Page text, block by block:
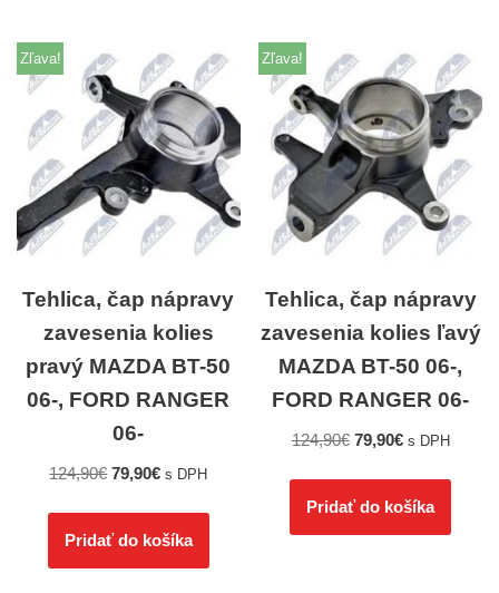
Zľava!
Tehlica, čap nápravy
zavesenia kolies
pravý MAZDA BT-50
06-, FORD RANGER
06-
124,90€ 79,90€ s DPH
Pridať do košíka
Zľava!
Tehlica, čap nápravy
zavesenia kolies ľavý
MAZDA BT-50 06-,
FORD RANGER 06-
124,90€ 79,90€ s DPH
Pridať do košíka